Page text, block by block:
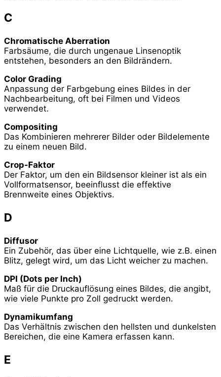
C
Chromatische Aberration
Farbsäume, die durch ungenaue Linsenoptik
entstehen, besonders an den Bildrändern.
Color Grading
Anpassung der Farbgebung eines Bildes in der
Nachbearbeitung, oft bei Filmen und Videos
verwendet.
Compositing
Das Kombinieren mehrerer Bilder oder Bildelemente
zu einem neuen Bild.
Crop-Faktor
Der Faktor, um den ein Bildsensor kleiner ist als ein
Vollformatsensor, beeinflusst die effektive
Brennweite eines Objektivs.
D
Diffusor
Ein Zubehör, das über eine Lichtquelle, wie z.B. einen
Blitz, gelegt wird, um das Licht weicher zu machen.
DPI (Dots per Inch)
Maß für die Druckauflösung eines Bildes, die angibt,
wie viele Punkte pro Zoll gedruckt werden.
Dynamikumfang
Das Verhältnis zwischen den hellsten und dunkelsten
Bereichen, die eine Kamera erfassen kann.
E